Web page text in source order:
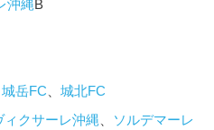
沖縄B
城岳FC
城北FC
ィクサーレ沖縄
ソルデマーレ